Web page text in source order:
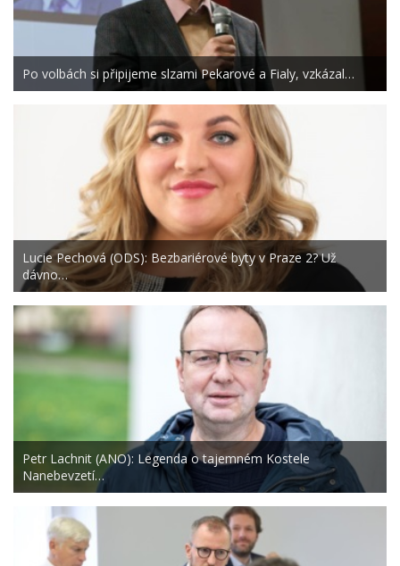
Po volbách si připijeme slzami Pekarové a Fialy, vzkázal…
Lucie Pechová (ODS): Bezbariérové byty v Praze 2? Už
dávno…
Petr Lachnit (ANO): Legenda o tajemném Kostele
Nanebevzetí…